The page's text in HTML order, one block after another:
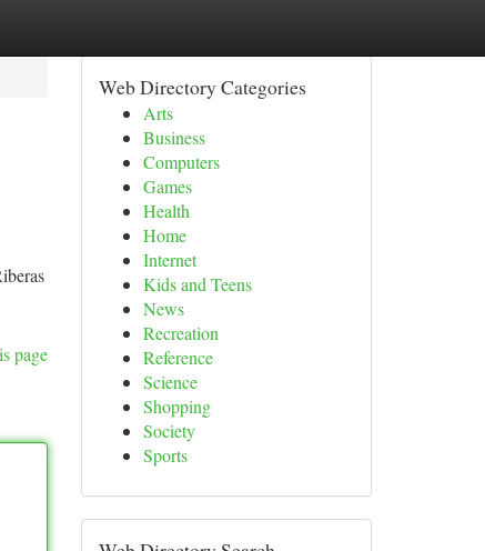
page
Web Directory Categories
Arts
Business
Computers
Games
Health
Home
Internet
Kids and Teens
News
Recreation
Reference
Science
Shopping
Society
Sports